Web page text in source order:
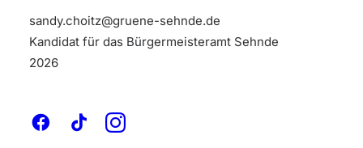
sandy.choitz@gruene-sehnde.de
Kandidat für das Bürgermeisteramt Sehnde
2026